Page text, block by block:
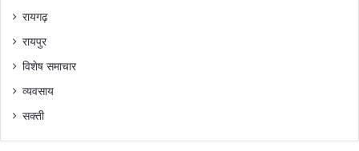
रायगढ़
रायपुर
विशेष समाचार
व्यवसाय
सक्ती